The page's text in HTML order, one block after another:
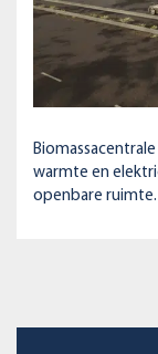
warmte en
openbare ruimte.